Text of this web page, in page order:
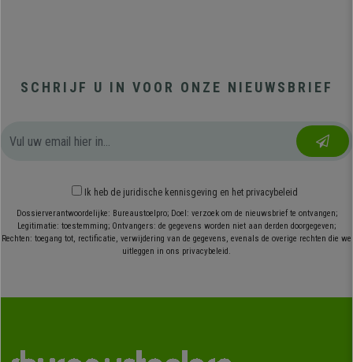
SCHRIJF U IN VOOR ONZE NIEUWSBRIEF
Ik heb de juridische kennisgeving en het privacybeleid
Dossierverantwoordelijke: Bureaustoelpro; Doel: verzoek om de nieuwsbrief te ontvangen;
Legitimatie: toestemming; Ontvangers: de gegevens worden niet aan derden doorgegeven;
Rechten: toegang tot, rectificatie, verwijdering van de gegevens, evenals de overige rechten die we
uitleggen in ons privacybeleid.